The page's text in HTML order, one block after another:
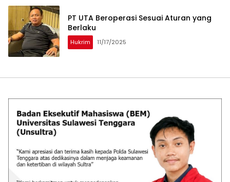
PT UTA Beroperasi Sesuai Aturan yang
Berlaku
Hukrim 11/17/2025